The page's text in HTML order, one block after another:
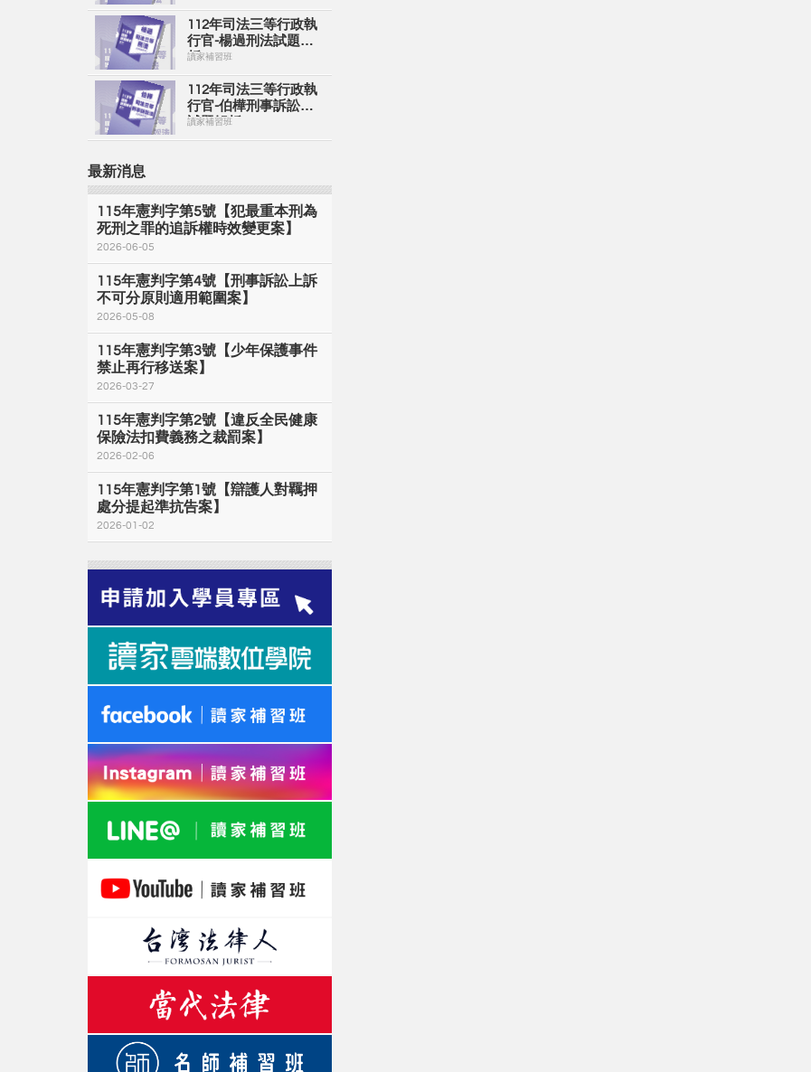
試題解析
112年司法三等行政執
行官-楊過刑法試題解
析
讀家補習班
112年司法三等行政執
行官-伯樺刑事訴訟法
試題解析
讀家補習班
最新消息
115年憲判字第5號【犯最重本刑為
死刑之罪的追訴權時效變更案】
2026-06-05
115年憲判字第4號【刑事訴訟上訴
不可分原則適用範圍案】
2026-05-08
115年憲判字第3號【少年保護事件
禁止再行移送案】
2026-03-27
115年憲判字第2號【違反全民健康
保險法扣費義務之裁罰案】
2026-02-06
115年憲判字第1號【辯護人對羈押
處分提起準抗告案】
2026-01-02